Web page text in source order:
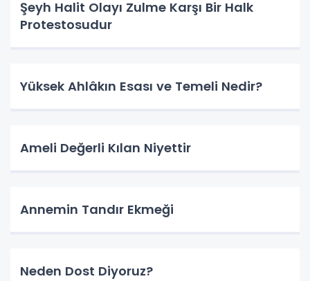
Şeyh Halit Olayı Zulme Karşı Bir Halk
Protestosudur
Yüksek Ahlâkın Esası ve Temeli Nedir?
Ameli Değerli Kılan Niyettir
Annemin Tandır Ekmeği
Neden Dost Diyoruz?